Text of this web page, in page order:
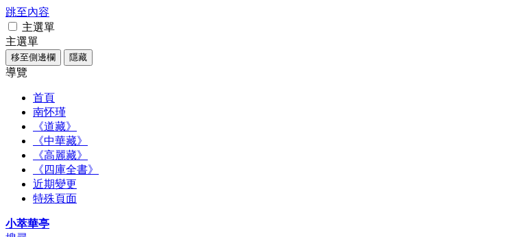
跳至內容
主選單
主選單
移至側邊欄 隱藏
導覽
首頁
南怀瑾
《道藏》
《中華藏》
《高麗藏》
《四庫全書》
近期變更
特殊頁面
小萃華亭